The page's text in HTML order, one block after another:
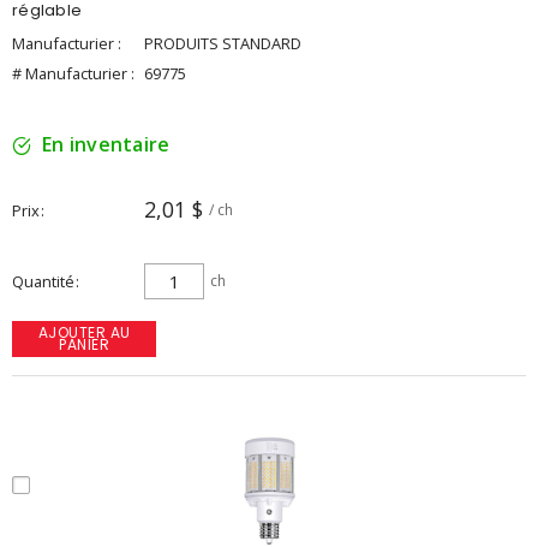
réglable
Manufacturier :
PRODUITS STANDARD
# Manufacturier : 69775
En inventaire
Prix 2,01 $ / ch
Quantité ch
AJOUTER AU
PANIER